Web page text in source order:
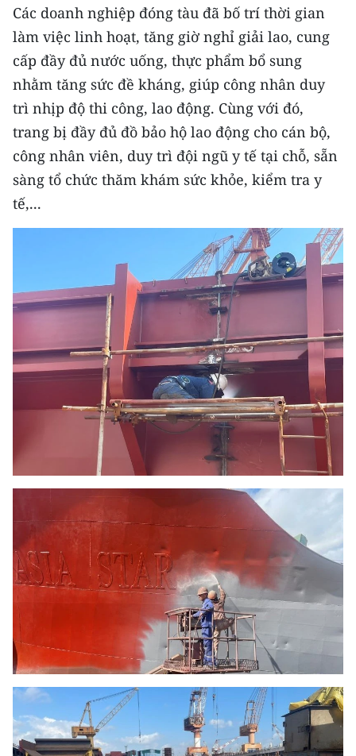
ENGLISH
中文
FRANÇAIS
РУССКИЙ
ESPAÑOL
한국어
Các doanh nghiệp đóng tàu đã bố trí thời gian
làm việc linh hoạt, tăng giờ nghỉ giải lao, cung
cấp đầy đủ nước uống, thực phẩm bổ sung
nhằm tăng sức đề kháng, giúp công nhân duy
trì nhịp độ thi công, lao động. Cùng với đó,
trang bị đầy đủ đồ bảo hộ lao động cho cán bộ,
công nhân viên, duy trì đội ngũ y tế tại chỗ, sẵn
sàng tổ chức thăm khám sức khỏe, kiểm tra y
tế,...